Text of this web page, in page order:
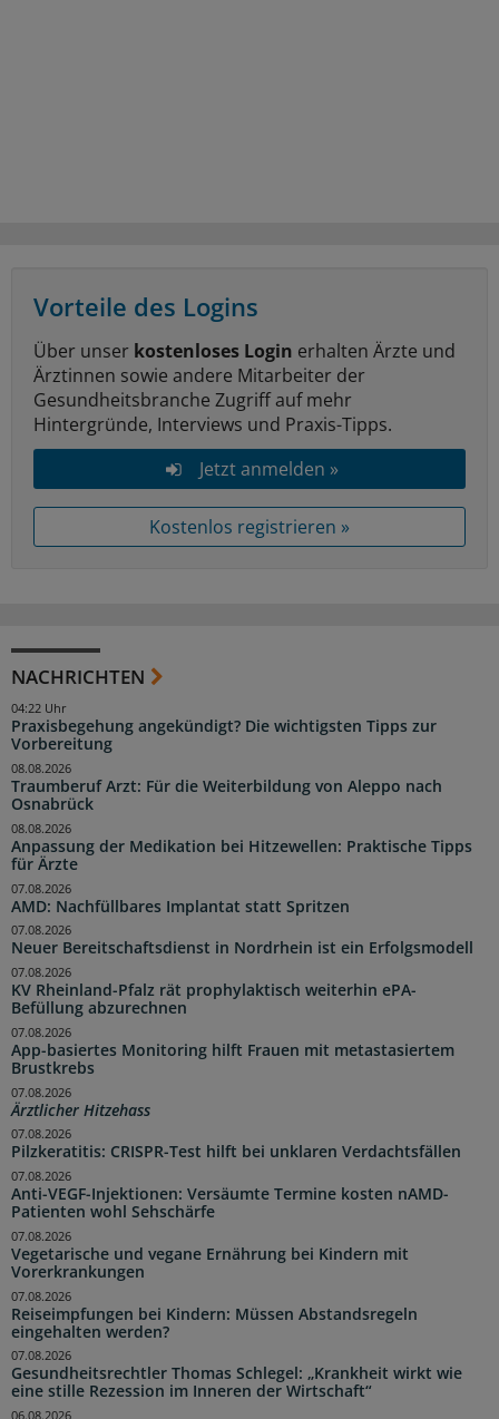
Vorteile des Logins
Über unser kostenloses Login erhalten Ärzte und
Ärztinnen sowie andere Mitarbeiter der
Gesundheitsbranche Zugriff auf mehr
Hintergründe, Interviews und Praxis-Tipps.
Jetzt anmelden »
Kostenlos registrieren »
NACHRICHTEN
Praxisbegehung angekündigt? Die wichtigsten Tipps zur
Vorbereitung
04:22 Uhr
Traumberuf Arzt: Für die Weiterbildung von Aleppo nach
Osnabrück
08.08.2026
Anpassung der Medikation bei Hitzewellen: Praktische Tipps
für Ärzte
08.08.2026
AMD: Nachfüllbares Implantat statt Spritzen
07.08.2026
Neuer Bereitschaftsdienst in Nordrhein ist ein Erfolgsmodell
07.08.2026
KV Rheinland-Pfalz rät prophylaktisch weiterhin ePA-
Befüllung abzurechnen
07.08.2026
App-basiertes Monitoring hilft Frauen mit metastasiertem
Brustkrebs
07.08.2026
Ärztlicher Hitzehass
07.08.2026
Pilzkeratitis: CRISPR-Test hilft bei unklaren Verdachtsfällen
07.08.2026
Anti-VEGF-Injektionen: Versäumte Termine kosten nAMD-
Patienten wohl Sehschärfe
07.08.2026
Vegetarische und vegane Ernährung bei Kindern mit
Vorerkrankungen
07.08.2026
Reiseimpfungen bei Kindern: Müssen Abstandsregeln
eingehalten werden?
07.08.2026
Gesundheitsrechtler Thomas Schlegel: „Krankheit wirkt wie
eine stille Rezession im Inneren der Wirtschaft“
07.08.2026
06.08.2026